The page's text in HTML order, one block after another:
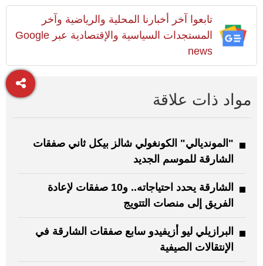
تابعوا آخر أخبارنا المحلية والرياضية وآخر
المستجدات السياسية والإقتصادية عبر Google
news
مواد ذات علاقة
"المونديالي" الكونغولي شالز بيكل ثاني صفقات
الشارقة للموسم الجديد
الشارقة يحدد احتياجاته.. و10 صفقات لإعادة
الفريق إلى منصات التتويج
البرازيلي ليو أزيفيدو سابع صفقات الشارقة في
الإنتقالات الصيفية